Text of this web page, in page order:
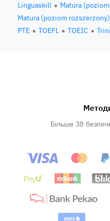
Linguaskill
Matura
Matura (poziom rozszerzony)
PTE
TOEFL TOEIC
Більше 38